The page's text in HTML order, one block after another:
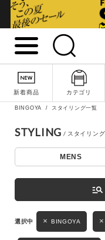
新着商品 カテゴリ
キーワード
性別
MENS
BINGOYA スタイリング一覧
STYLING
MENS
manage_search
BINGOYA